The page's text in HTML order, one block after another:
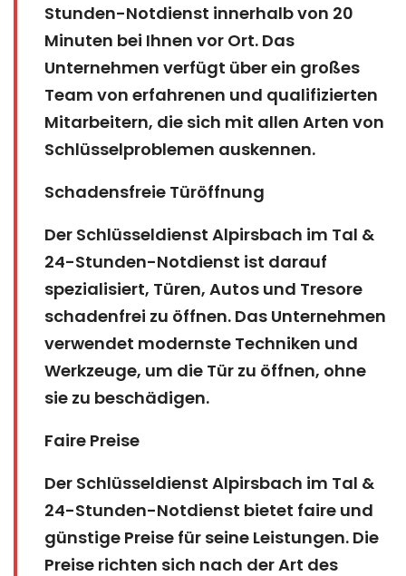
Stunden-Notdienst innerhalb von 20
Minuten bei Ihnen vor Ort. Das
Unternehmen verfügt über ein großes
Team von erfahrenen und qualifizierten
Mitarbeitern, die sich mit allen Arten von
Schlüsselproblemen auskennen.
Schadensfreie Türöffnung
Der Schlüsseldienst Alpirsbach im Tal &
24-Stunden-Notdienst ist darauf
spezialisiert, Türen, Autos und Tresore
schadenfrei zu öffnen. Das Unternehmen
verwendet modernste Techniken und
Werkzeuge, um die Tür zu öffnen, ohne
sie zu beschädigen.
Faire Preise
Der Schlüsseldienst Alpirsbach im Tal &
24-Stunden-Notdienst bietet faire und
günstige Preise für seine Leistungen. Die
Preise richten sich nach der Art des